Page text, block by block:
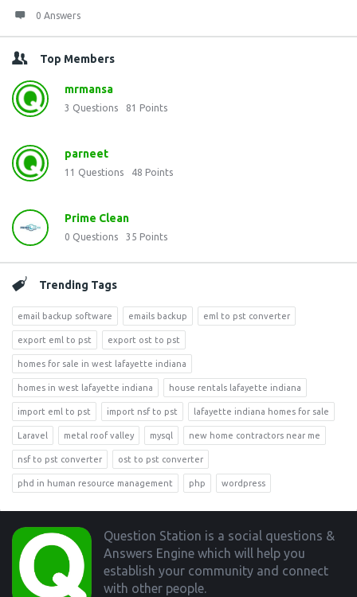
0 Answers
Top Members
mrmansa
3 Questions 81 Points
parneet
11 Questions 48 Points
Prime Clean
0 Questions 35 Points
Trending Tags
email backup software emails backup eml to pst converter
export eml to pst export ost to pst
homes for sale in west lafayette indiana
homes in west lafayette indiana house rentals lafayette indiana
import eml to pst import nsf to pst lafayette indiana homes for sale
Laravel metal roof valley mysql new home contractors near me
nsf to pst converter ost to pst converter
phd in human resource management php wordpress
Footer
Question Station is a social questions &
Answers Engine which will help you
establish your community and connect
with other people.